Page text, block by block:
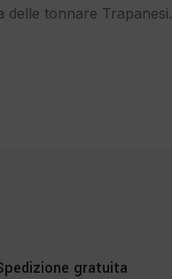
delle tonnare Trapanesi.
gratuita